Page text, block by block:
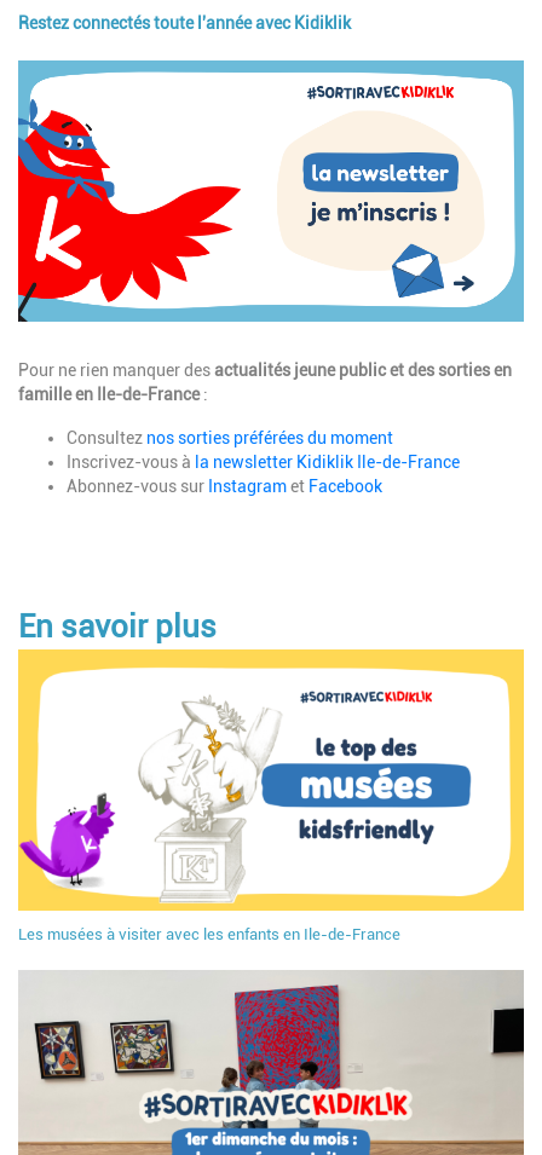
Restez connectés toute l'année avec Kidiklik
Description
Pour ne rien manquer desactualités jeune publicet des sorties en
familleen Ile-de-France:
Consultez nos sorties préférées du moment
Inscrivez-vous à la newsletter Kidiklik Ile-de-France
Abonnez-vous sur Instagramet Facebook
En savoir plus
Les musées à visiter avec les enfants en Ile-de-France